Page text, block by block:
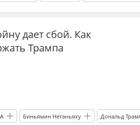
Ближний Восток Главные новости
новости СВО сейчас
дзен СВО международные отношения
дает сбой. Как
Трампа
Биньямин Нетаньяху Дональд